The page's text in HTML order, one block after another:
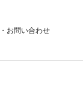
お問い合わせ